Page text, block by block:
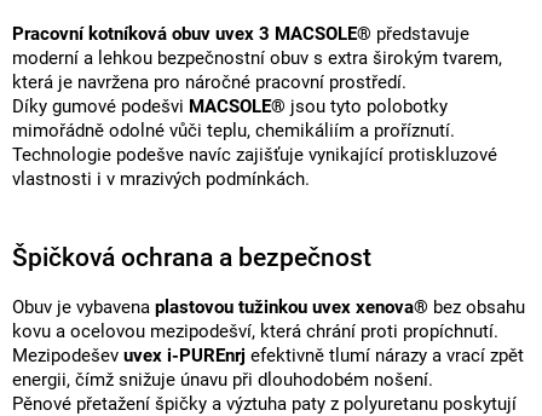
Pracovní kotníková obuv uvex 3 MACSOLE® představuje
moderní a lehkou bezpečnostní obuv s extra širokým tvarem,
která je navržena pro náročné pracovní prostředí.
Díky gumové podešvi MACSOLE® jsou tyto polobotky
mimořádně odolné vůči teplu, chemikáliím a proříznutí.
Technologie podešve navíc zajišťuje vynikající protiskluzové
vlastnosti i v mrazivých podmínkách.
Špičková ochrana a bezpečnost
Obuv je vybavena plastovou tužinkou uvex xenova® bez obsahu
kovu a ocelovou mezipodešví, která chrání proti propíchnutí.
Mezipodešev uvex i-PUREnrj efektivně tlumí nárazy a vrací zpět
energii, čímž snižuje únavu při dlouhodobém nošení.
Pěnové přetažení špičky a výztuha paty z polyuretanu poskytují